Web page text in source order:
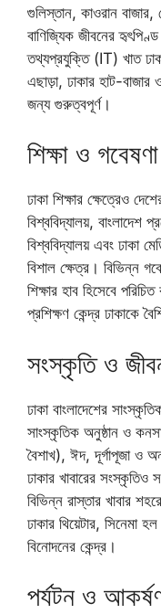
গুলিস্তান, কাওরান বাজার,
বাণিজ্যিক জীবনের
তথ্যপ্রযুক্তি (IT) খাত
এছাড়া, ঢাকার হাট-বাজার
জন্য গুরুত্বপূর্ণ।
শিক্ষা ও গবেষণা
ঢাকা শিক্ষার ক্ষেত্রেও
বিশ্ববিদ্যালয়, বাংলাদেশ
বিশ্ববিদ্যালয় এবং ঢাকা
বিশাল ক্ষেত্র। বিভিন্ন
শিক্ষার হাব হিসেবে
প্রশিক্ষণ কেন্দ্র ঢাকাকে
সংস্কৃতি ও
ঢাকা বাংলাদেশের
সাংস্কৃতিক অনুষ্ঠান ও
বৈশাখ), ঈদ, দূর্গাপূজা ও
ঢাকার খাবারের সংস্কৃতিও
বিভিন্ন রাস্তার খাবার
ঢাকার থিয়েটার, সিনেমা
বিনোদনের কেন্দ্র।
পর্যটন ও